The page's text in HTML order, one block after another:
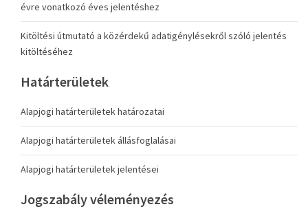
évre vonatkozó éves jelentéshez
Kitöltési útmutató a közérdekű adatigénylésekről szóló jelentés
kitöltéséhez
Határterületek
Alapjogi határterületek határozatai
Alapjogi határterületek állásfoglalásai
Alapjogi határterületek jelentései
Jogszabály véleményezés